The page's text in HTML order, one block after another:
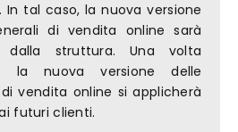
In tal caso, la nuova versione
di vendita online sarà
dalla struttura. Una volta
la nuova versione delle
vendita online si applicherà
futuri clienti.